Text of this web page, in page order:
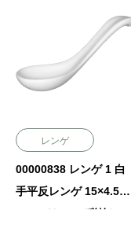
レンゲ
00000838 レンゲ 1 白
手平反レンゲ 15×4.5㎝
P.184 ￥430（税抜）